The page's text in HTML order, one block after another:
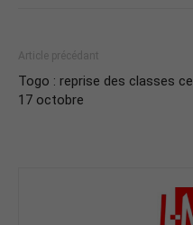
Article précédant
Togo : reprise des classes ce
17 octobre